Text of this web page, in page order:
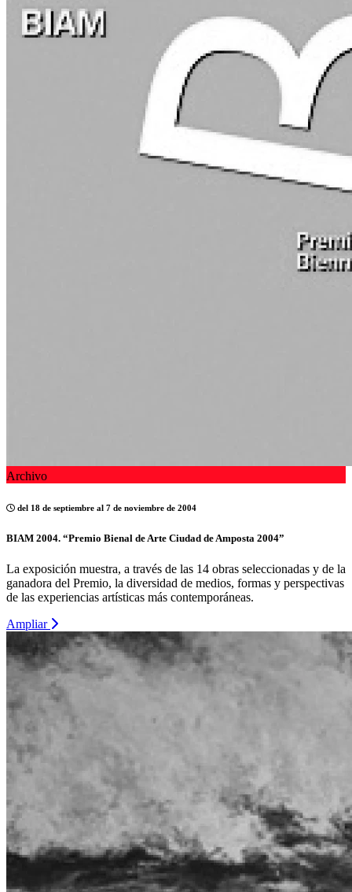
Archivo
del 18 de septiembre al 7 de noviembre de 2004
BIAM 2004. “Premio Bienal de Arte Ciudad de Amposta 2004”
La exposición muestra, a través de las 14 obras seleccionadas y de la
ganadora del Premio, la diversidad de medios, formas y perspectivas
de las experiencias artísticas más contemporáneas.
Ampliar